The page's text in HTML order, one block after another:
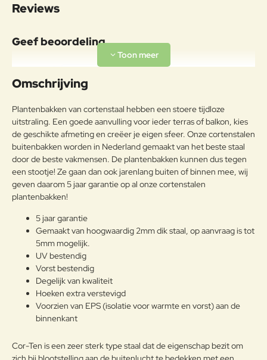
Reviews
Geef beoordeling
Uw naam:
g:
Note:HTML-code wordt niet vertaald!
Waardering:
Waarderin
g:
Slecht
Verder
Omschrijving
Plantenbakken van cortenstaal hebben een stoere tijdloze
uitstraling. Een goede aanvulling voor ieder terras of balkon, kies
de geschikte afmeting en creëer je eigen sfeer. Onze cortenstalen
buitenbakken worden in Nederland gemaakt van het beste staal
door de beste vakmensen. De plantenbakken kunnen dus tegen
een stootje! Ze gaan dan ook jarenlang buiten of binnen mee, wij
geven daarom 5 jaar garantie op al onze cortenstalen
plantenbakken!
5 jaar garantie
Gemaakt van hoogwaardig 2mm dik staal, op aanvraag is tot
5mm mogelijk.
UV bestendig
Vorst bestendig
Degelijk van kwaliteit
Hoeken extra verstevigd
Voorzien van EPS (isolatie voor warmte en vorst) aan de
binnenkant
Cor-Ten is een zeer sterk type staal dat de eigenschap bezit om